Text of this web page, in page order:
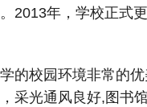
2013年，学校正式
的校园环境非常的
采光通风良好,图书